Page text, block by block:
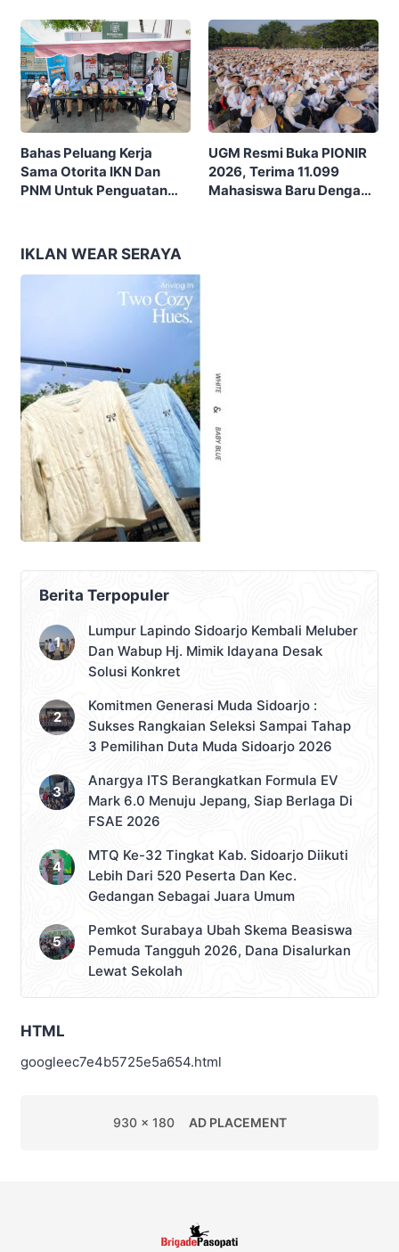
Kritis Hadapi Euforia AI
Bahas Peluang Kerja
Sama Otorita IKN Dan
PNM Untuk Penguatan
UGM Resmi Buka PIONIR
2026, Terima 11.099
Mahasiswa Baru Dengan
IKLAN WEAR SERAYA
Berita Terpopuler
Lumpur Lapindo Sidoarjo Kembali Meluber
Dan Wabup Hj. Mimik Idayana Desak
Solusi Konkret
Komitmen Generasi Muda Sidoarjo :
Sukses Rangkaian Seleksi Sampai Tahap
3 Pemilihan Duta Muda Sidoarjo 2026
Anargya ITS Berangkatkan Formula EV
Mark 6.0 Menuju Jepang, Siap Berlaga Di
FSAE 2026
MTQ Ke-32 Tingkat Kab. Sidoarjo Diikuti
Lebih Dari 520 Peserta Dan Kec.
Gedangan Sebagai Juara Umum
Pemkot Surabaya Ubah Skema Beasiswa
Pemuda Tangguh 2026, Dana Disalurkan
Lewat Sekolah
HTML
googleec7e4b5725e5a654.html
930 x 180 AD PLACEMENT